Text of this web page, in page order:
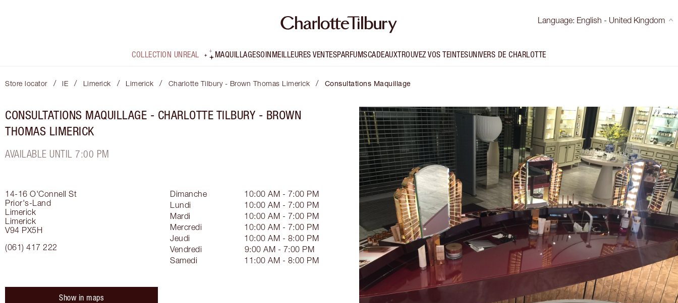
Language: English - United Kingdom
COLLECTION UNREAL MAQUILLAGESOINMEILLEURES VENTESPARFUMSCADEAUXTROUVEZ VOS TEINTESUNIVERS DE CHARLOTTE
Store locator / IE / Limerick / Limerick / Charlotte Tilbury - Brown Thomas Limerick / Consultations Maquillage
CONSULTATIONS MAQUILLAGE - CHARLOTTE TILBURY - BROWN
THOMAS LIMERICK
AVAILABLE UNTIL 7:00 PM
14-16 O'Connell St
Prior's-Land
Limerick
Limerick
V94 PX5H
(061) 417 222
Dimanche
10:00 AM - 7:00 PM
Lundi
10:00 AM - 7:00 PM
Mardi
10:00 AM - 7:00 PM
Mercredi
10:00 AM - 7:00 PM
Jeudi
10:00 AM - 8:00 PM
Vendredi
9:00 AM - 7:00 PM
Samedi
11:00 AM - 8:00 PM
Show in maps